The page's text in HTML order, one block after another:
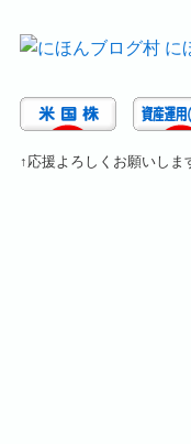
↑応援よろしくお願いしま